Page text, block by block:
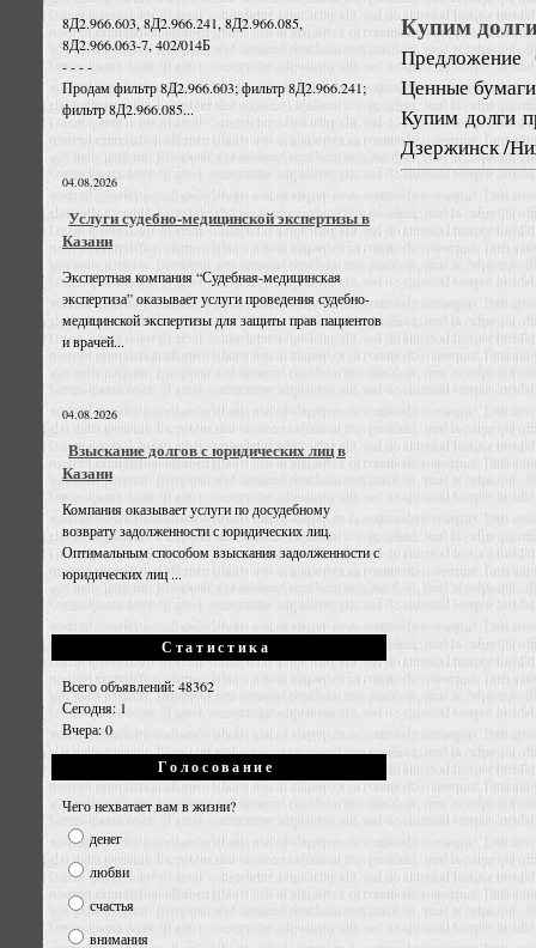
8Д2.966.603, 8Д2.966.241, 8Д2.966.085,
8Д2.966.063-7, 402/014Б
- - - -
Продам фильтр 8Д2.966.603; фильтр 8Д2.966.241;
фильтр 8Д2.966.085...
04.08.2026
Услуги судебно-медицинской экспертизы в
Казани
Экспертная компания “Судебная-медицинская
экспертиза” оказывает услуги проведения судебно-
медицинской экспертизы для защиты прав пациентов
и врачей...
04.08.2026
Взыскание долгов с юридических лиц в
Казани
Компания оказывает услуги по досудебному
возврату задолженности с юридических лиц.
Оптимальным способом взыскания задолженности с
юридических лиц ...
Статистика
Всего объявлений: 48362
Сегодня: 1
Вчера: 0
Голосование
Чего нехватает вам в жизни?
денег
любви
счастья
внимания
Купим
Предложение
Ценные
Купим долги
Дзержинск /